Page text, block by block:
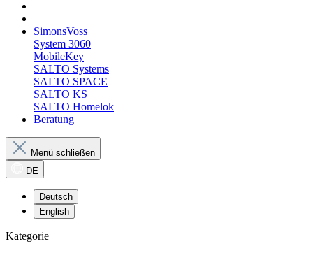
SimonsVoss
System 3060
MobileKey
SALTO Systems
SALTO SPACE
SALTO KS
SALTO Homelok
Beratung
Menü schließen
DE
Deutsch
English
Kategorie